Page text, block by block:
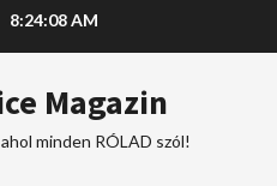
8:24:08 AM
Magazin
minden RÓLAD szól!